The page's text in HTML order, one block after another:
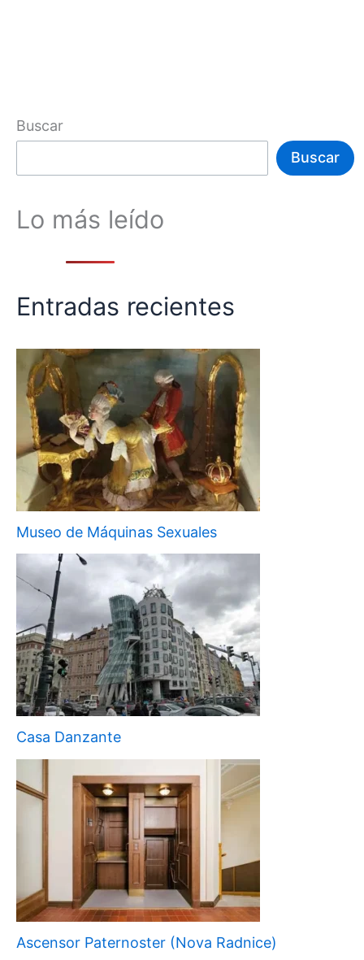
Buscar
Buscar
Lo más leído
Entradas recientes
Museo de Máquinas Sexuales
Casa Danzante
Ascensor Paternoster (Nova Radnice)